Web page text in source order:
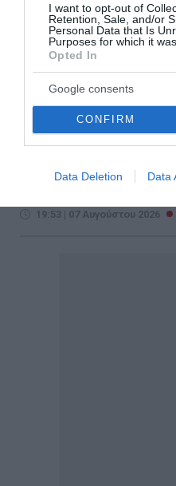
I want to opt-out of
Retention, Sale, and/or
Personal Data that Is
Purposes for which it
Opted In
Google consents
CONFIRM
Data Deletion Data
Έφυγε από τη
Πιτουρά
Έφυγε από τη ζωή η
Άργος. Παρακολούθησε
19:53 | 07 Αυγούστου 2026